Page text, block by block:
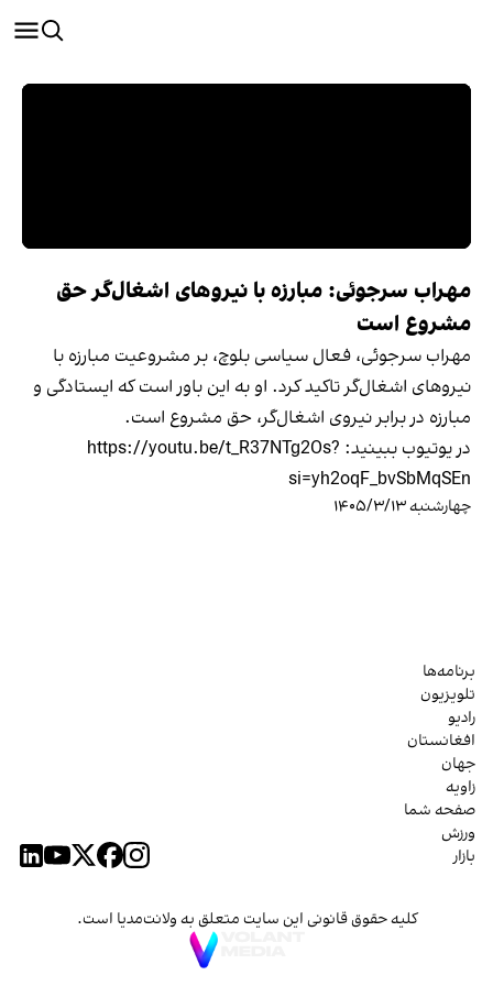
مهراب سرجوئی: مبارزه با نیروهای اشغال‌گر حق
مشروع است
مهراب سرجوئی، فعال سیاسی بلوچ، بر مشروعیت مبارزه با
نیروهای اشغال‌گر تاکید کرد. او به این باور است که ایستادگی و
مبارزه در برابر نیروی اشغال‌گر، حق مشروع است.
در یوتیوب ببينيد: https://youtu.be/t_R37NTg2Os?
si=yh2oqF_bvSbMqSEn
چهارشنبه ۱۴۰۵/۳/۱۳
برنامه‌ها
تلویزیون
رادیو
افغانستان
جهان
زاویه
صفحه شما
ورزش
بازار
کلیه حقوق قانونی این سایت متعلق به ولانت‌مدیا است.